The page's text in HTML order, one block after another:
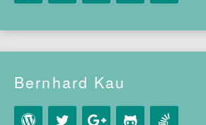
Bernhard Kau